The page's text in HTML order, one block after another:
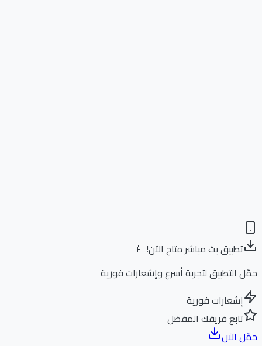
تطبيق بث مباشر متاح الآن! 📱
التطبيق لتجربة أسرع وإشعارات فورية
إشعارات فورية
تابع فريقك المفضل
الآن